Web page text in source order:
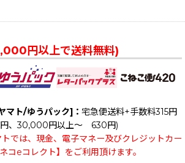
円以上で送料無料)
マト/ゆうパック]： 宅急便送料+手数料315円
、30,000円以上～ 630円)
では、現金、電子マネー及びクレジットカー
コeコレクト】をご利用頂けます。